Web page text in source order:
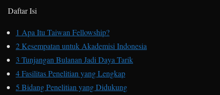
Daftar Isi
1 Apa Itu Taiwan Fellowship?
2Kesempatan untuk Akademisi Indonesia
3 Tunjangan Bulanan Jadi Daya Tarik
4Fasilitas Penelitian yang Lengkap
5 Bidang Penelitian yang Didukung